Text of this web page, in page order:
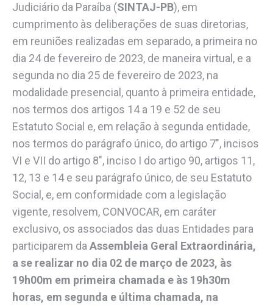
Judiciário da Paraíba (SINTAJ-PB), em
cumprimento às deliberações de suas diretorias,
em reuniões realizadas em separado, a primeira no
dia 24 de fevereiro de 2023, de maneira virtual, e a
segunda no dia 25 de fevereiro de 2023, na
modalidade presencial, quanto à primeira entidade,
nos termos dos artigos 14 a 19 e 52 de seu
Estatuto Social e, em relação à segunda entidade,
nos termos do parágrafo único, do artigo 7″, incisos
VI e VII do artigo 8″, inciso I do artigo 90, artigos 11,
12, 13 e 14 e seu parágrafo único, de seu Estatuto
Social, e, em conformidade com a legislação
vigente, resolvem, CONVOCAR, em caráter
exclusivo, os associados das duas Entidades para
participarem da Assembleia Geral Extraordinária,
a se realizar no dia 02 de março de 2023, às
19h00m em primeira chamada e às 19h30m
horas, em segunda e última chamada, na